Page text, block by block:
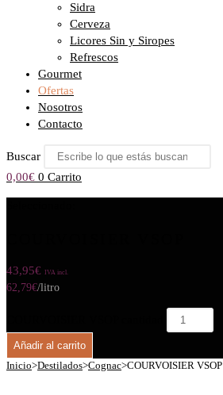
Sidra
Cerveza
Licores Sin y Siropes
Refrescos
Gourmet
Ofertas
Nosotros
Contacto
Buscar
0,00€ 0 Carrito
43,95€ IVA incl.
62,79€/litro
Añadir al carrito
Inicio>Destilados>Cognac>COURVOISIER VSOP